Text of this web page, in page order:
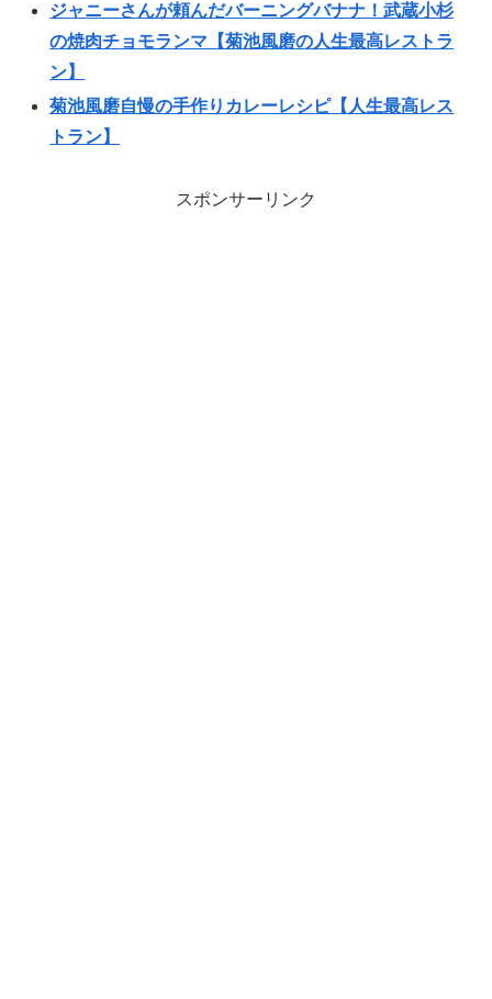
ジャニーさんが頼んだバーニングバナナ！武蔵小杉
の焼肉チョモランマ【菊池風磨の人生最高レストラ
ン】
菊池風磨自慢の手作りカレーレシピ【人生最高レス
トラン】
スポンサーリンク